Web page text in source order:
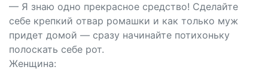
— Я знаю одно прекрасное средство! Сделайте
себе крепкий отвар ромашки и как только муж
придет домой — сразу начинайте потихоньку
полоскать себе рот.
Женщина: